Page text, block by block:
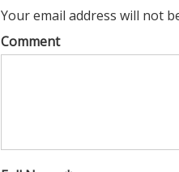
Your email address will not
Comment